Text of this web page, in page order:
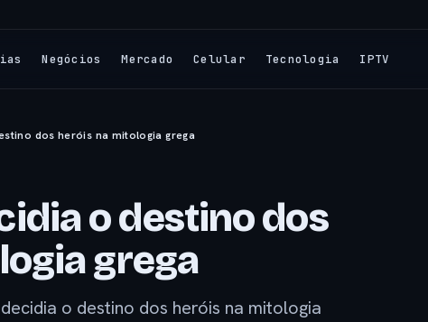
Negócios Mercado Celular Tecnologia IPTV
dos heróis na mitologia grega
o destino dos
grega
o destino dos heróis na mitologia